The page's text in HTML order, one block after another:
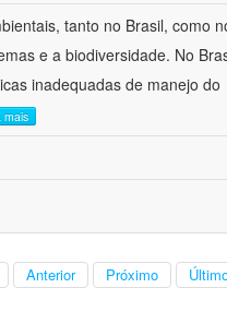
tanto no Brasil, como
e a biodiversidade. No
inadequadas de manejo do
mais
Anterior Próximo